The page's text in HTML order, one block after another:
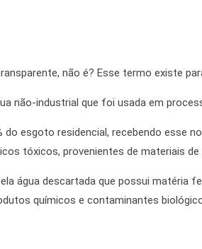
não é? Esse termo existe
não-industrial que foi usada em
do esgoto residencial, recebendo esse
tóxicos, provenientes de materiais
água descartada que possui matéria
químicos e contaminantes